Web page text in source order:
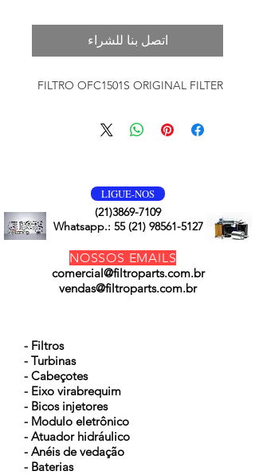
اتصل بنا للشراء
FILTRO OFC1501S ORIGINAL FILTER
LIGUE-NOS
(21)3869-7109
Whatsapp.: 55 (21) 98561-5127
NOSSOS EMAILS
comercial@filtroparts.com.br
vendas@filtroparts.com.br
- Filtros
- Turbinas
- Cabeçotes
- Eixo virabrequim
- Bicos injetores
- Modulo eletrônico
- Atuador hidráulico
- Anéis de vedação
- Baterias